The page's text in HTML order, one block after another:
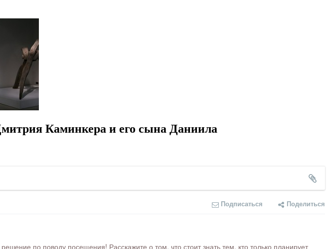
Каминкера и его сына Даниила
Подписаться Поделиться
по поводу посещения! Расскажите о том, что стоит знать тем, кто только планирует